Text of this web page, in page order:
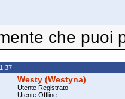
che puoi
Westy (Westyna)
Utente Registrato
Utente Offline